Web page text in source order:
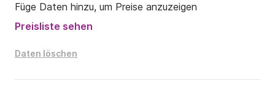
Füge Daten hinzu, um Preise anzuzeigen
Preisliste sehen
Daten löschen